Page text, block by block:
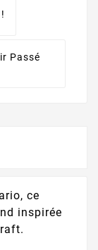
Passé
ce
inspirée